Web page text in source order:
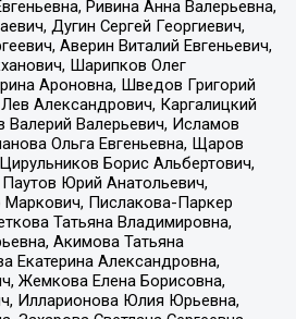
Ривина Анна Валерьевна,
Дугин Сергей Георгиевич,
Аверин Виталий Евгеньевич,
Шарипков Олег
Ароновна, Шведов Григорий
Александрович, Каргалицкий
Валерьевич, Исламов
Ольга Евгеньевна, Щаров
Борис Альбертович,
Юрий Анатольевич,
Маркович, Пислакова-Паркер
Татьяна Владимировна,
Акимова Татьяна
Екатерина Александровна,
Жемкова Елена Борисовна,
Илларионова Юлия Юрьевна,